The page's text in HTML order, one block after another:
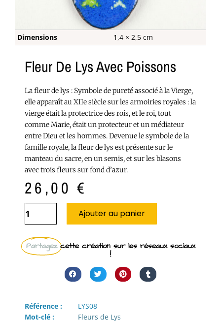
Dimensions 1,4 × 2,5 cm
Fleur De Lys Avec Poissons
La fleur de lys : Symbole de pureté associé à la Vierge,
elle apparaît au XIIe siècle sur les armoiries royales : la
vierge était la protectrice des rois, et le roi, tout
comme Marie, était un protecteur et un médiateur
entre Dieu et les hommes. Devenue le symbole de la
famille royale, la fleur de lys est présente sur le
manteau du sacre, en un semis, et sur les blasons
avec trois fleurs sur fond d’azur.
26,00€
Ajouter au panier
Partagez cette création sur les réseaux sociaux
!
Référence :
LYS08
Mot-clé :
Fleurs de Lys